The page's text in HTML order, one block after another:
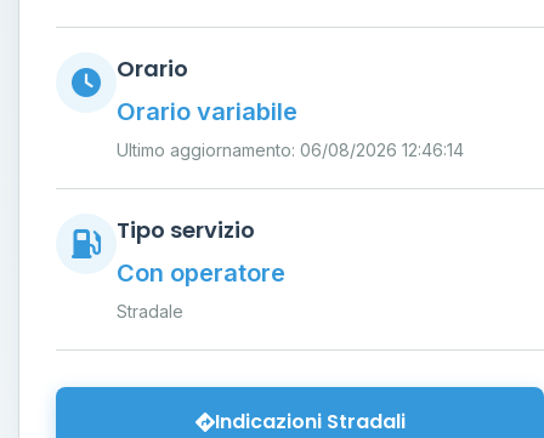
Orario
Orario variabile
Ultimo aggiornamento: 06/08/2026 12:46:14
Tipo servizio
Con operatore
Stradale
Indicazioni Stradali